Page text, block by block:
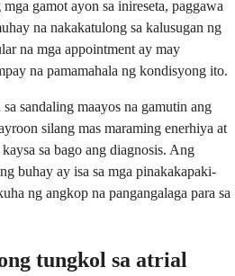
gamot ayon sa inireseta, paggawa
na nakakatulong sa kalusugan ng
na mga appointment ay may
na pamamahala ng kondisyong ito.
sandaling maayos na gamutin ang
silang mas maraming enerhiya at
sa bago ang diagnosis. Ang
buhay ay isa sa mga pinakakapaki-
ng angkop na pangangalaga para sa
tungkol sa atrial